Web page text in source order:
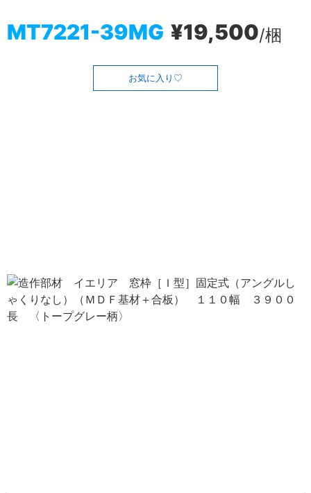
MT7221-39MG ¥19,500/梱
お気に入り